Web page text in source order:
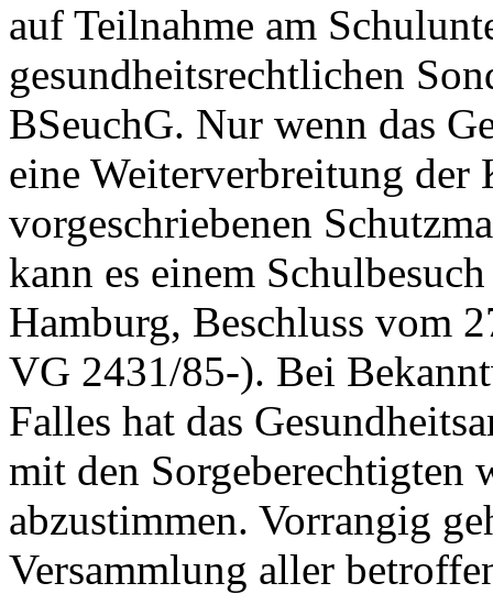
auf Teilnahme am
gesundheitsrechtlichen
BSeuchG. Nur wenn das
eine Weiterverbreitung der
vorgeschriebenen
kann es einem
Hamburg, Beschluss vom
VG 2431/85-). Bei
Falles hat das
mit den Sorgeberechtigten
abzustimmen. Vorrangig
Versammlung aller